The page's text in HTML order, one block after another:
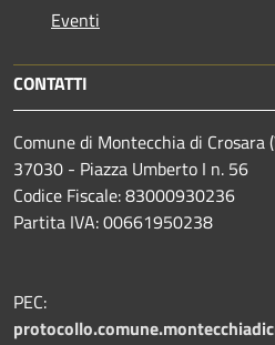
Eventi
CONTATTI
Comune di Montecchia di Crosara
37030 - Piazza Umberto I n. 56
Codice Fiscale: 83000930236
Partita IVA: 00661950238
PEC: